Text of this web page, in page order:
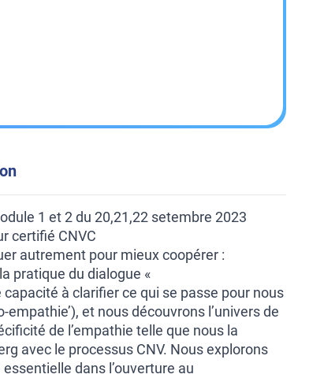
1 et 2 du 20,21,22 setembre 2023
certifié CNVC
autrement pour mieux coopérer :
pratique du dialogue «
à clarifier ce qui se passe pour nous
empathie’), et nous découvrons l’univers de
de l’empathie telle que nous la
avec le processus CNV. Nous explorons
dans l’ouverture au